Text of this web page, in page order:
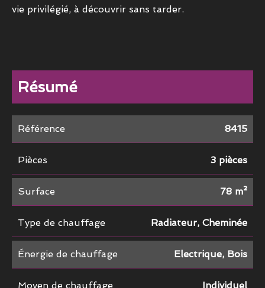
vie privilégié, à découvrir sans tarder.
Résumé
Référence 8415
Pièces 3 pièces
Surface 78 m²
Type de chauffage Radiateur, Cheminée
Énergie de chauffage Electrique, Bois
Moyen de chauffage Individuel